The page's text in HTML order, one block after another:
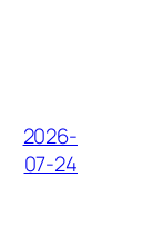
2026-
07-24